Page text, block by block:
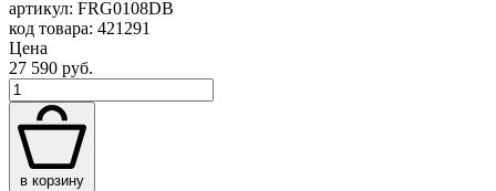
артикул: FRG0108DB
код товара: 421291
Цена
27 590 руб.
в корзину